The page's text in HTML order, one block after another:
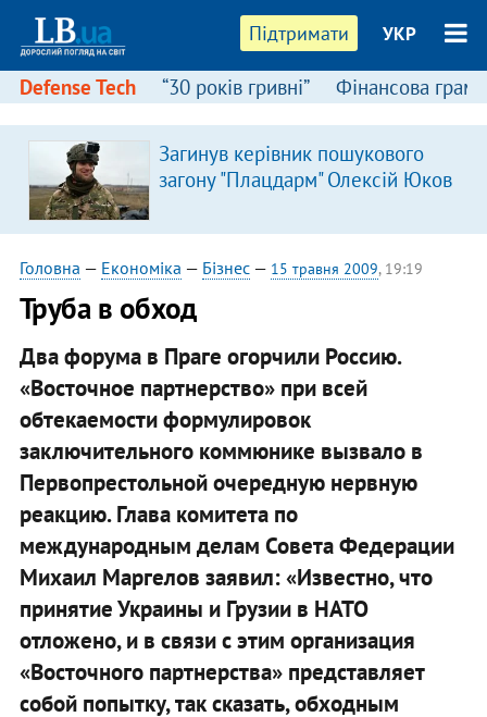
Підтримати УКР
Defense Tech “30 років гривні” Фінансова
Загинув керівник пошукового
загону "Плацдарм" Олексій Юков
Головна — Економіка — Бізнес— 15 травня 2009, 19:19
Труба в обход
Два форума в Праге огорчили Россию.
«Восточное партнерство» при всей
обтекаемости формулировок
заключительного коммюнике вызвало в
Первопрестольной очередную нервную
реакцию. Глава комитета по
международным делам Совета Федерации
Михаил Маргелов заявил: «Известно, что
принятие Украины и Грузии в НАТО
отложено, и в связи с этим организация
«Восточного партнерства» представляет
собой попытку, так сказать, обходным